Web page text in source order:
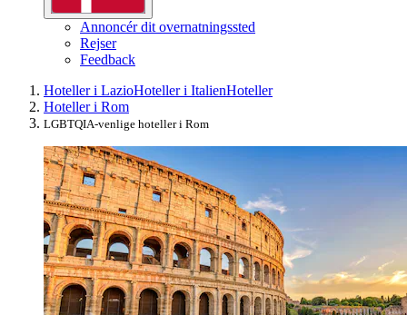
Annoncér dit overnatningssted
Rejser
Feedback
Hoteller i LazioHoteller i ItalienHoteller
Hoteller i Rom
LGBTQIA-venlige hoteller i Rom